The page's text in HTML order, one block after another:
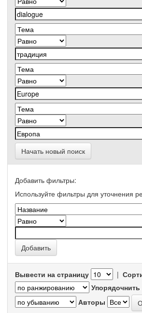
Начать новый поиск
Добавить фильтры:
Используйте фильтры для уточнения
Вывести на страницу |
Упорядочнить
Авторы